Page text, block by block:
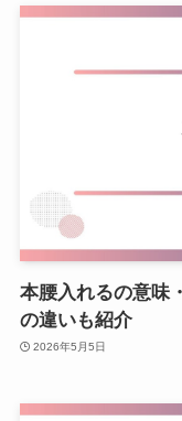
本腰入れるの意味
の違いも紹介
2026年5月5日